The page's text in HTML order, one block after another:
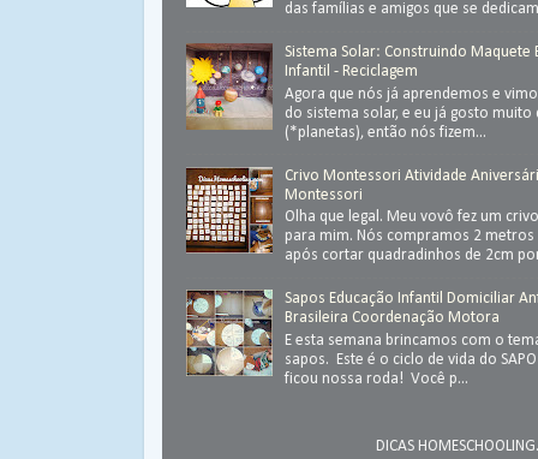
das famílias e amigos que se
Sistema Solar: Construindo Maquete
Infantil - Reciclagem
Agora que nós já aprendemos e
do sistema solar, e eu já gosto muito
(*planetas), então nós fizem...
Crivo Montessori Atividade
Montessori
Olha que legal. Meu vovô fez um
para mim. Nós compramos 2 metros
após cortar quadradinhos de 2cm
Sapos Educação Infantil Domiciliar
Brasileira Coordenação Motora
E esta semana brincamos com o
sapos. Este é o ciclo de vida do
ficou nossa roda! Você p...
DICAS